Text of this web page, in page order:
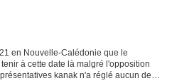
en Nouvelle-Calédonie que le
à cette date là malgré l'opposition
kanak n'a réglé aucun des